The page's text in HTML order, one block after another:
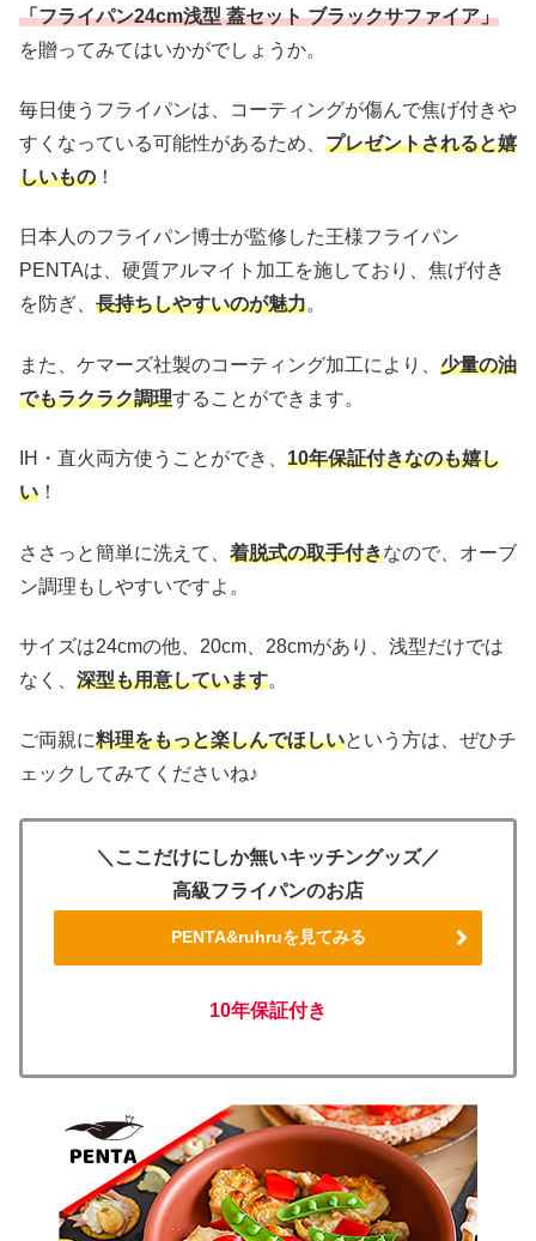
「フライパン24cm浅型 蓋セット ブラックサファイア」
を贈ってみてはいかがでしょうか。
毎日使うフライパンは、コーティングが傷んで焦げ付きや
すくなっている可能性があるため、 プレゼントされると嬉
しいもの ！
日本人のフライパン博士が監修した王様フライパン
PENTAは、硬質アルマイト加工を施しており、焦げ付き
を防ぎ、 長持ちしやすいのが魅力。
また、ケマーズ社製のコーティング加工により、 少量の油
でもラクラク調理することができます。
IH・直火両方使うことができ、 10年保証付きなのも嬉し
い ！
ささっと簡単に洗えて、 着脱式の取手付きなので、オーブ
ン調理もしやすいですよ。
サイズは24cmの他、20cm、28cmがあり、浅型だけでは
なく、 深型も用意しています。
ご両親に料理をもっと楽しんでほしいという方は、ぜひチ
ェックしてみてくださいね♪
＼ここだけにしか無いキッチングッズ／
高級フライパンのお店
PENTA&ruhruを見てみる
10年保証付き